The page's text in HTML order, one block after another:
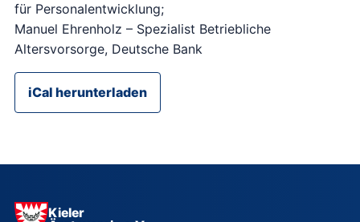
für Personalentwicklung;
Manuel Ehrenholz – Spezialist Betriebliche
Altersvorsorge, Deutsche Bank
iCal herunterladen
Kieler